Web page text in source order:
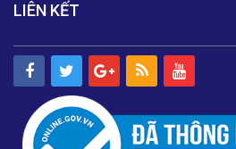
LIÊN KẾT